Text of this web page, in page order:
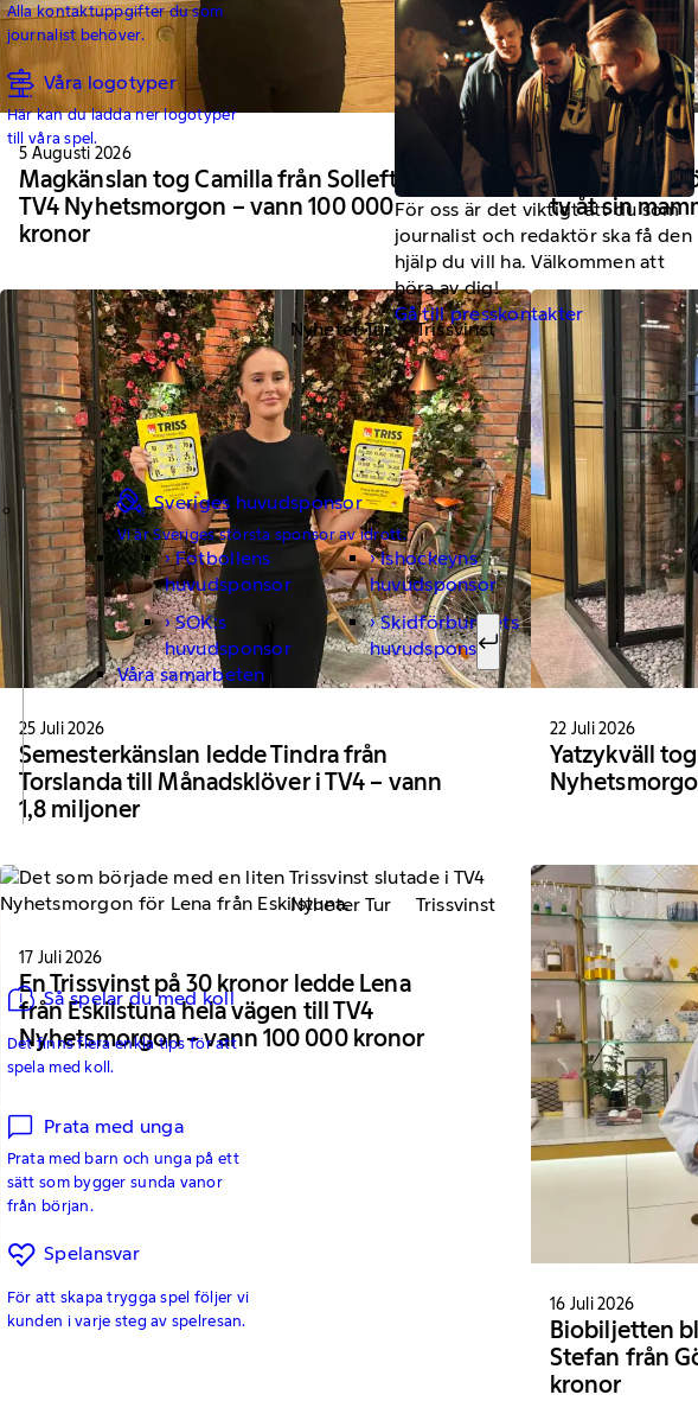
Alla kontaktuppgifter du som
journalist behöver.
Våra logotyper
Här kan du ladda ner logotyper
till våra spel.
För oss är det viktigt att du som
journalist och redaktör ska få den
hjälp du vill ha. Välkommen att
höra av dig!
Gå till presskontakter
Sveriges huvudsponsor
Vi är Sveriges största sponsor av idrott.
Fotbollens
huvudsponsor
Ishockeyns
huvudsponsor
SOK:s
huvudsponsor
Skidförbundets
huvudsponsor
Våra samarbeten
Så spelar du med koll
Det finns flera enkla tips för att
spela med koll.
Prata med unga
Prata med barn och unga på ett
sätt som bygger sunda vanor
från början.
Spelansvar
För att skapa trygga spel följer vi
kunden i varje steg av spelresan.
Sök efter:
Sök
5 Augusti 2026
Magkänslan tog Camilla från Sollefteå till
TV4 Nyhetsmorgon – vann 100 000
kronor
2 Augusti 2026
Ronny från
tv åt sin
Nyheter Tur Trissvinst
25 Juli 2026
Semesterkänslan ledde Tindra från
Torslanda till Månadsklöver i TV4 – vann
1,8 miljoner
22 Juli 2026
Yatzykväll
Nyheter Tur Trissvinst
17 Juli 2026
En Trissvinst på 30 kronor ledde Lena
från Eskilstuna hela vägen till TV4
Nyhetsmorgon – vann 100 000 kronor
16 Juli 2026
Biobiljetten
Stefan från
kronor